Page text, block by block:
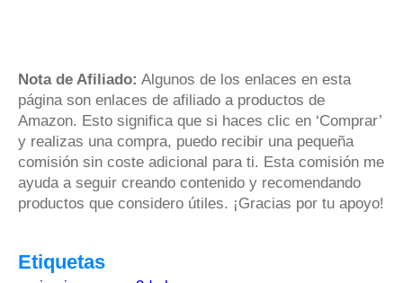
Nota de Afiliado: Algunos de los enlaces en esta
página son enlaces de afiliado a productos de
Amazon. Esto significa que si haces clic en ‘Comprar’
y realizas una compra, puedo recibir una pequeña
comisión sin coste adicional para ti. Esta comisión me
ayuda a seguir creando contenido y recomendando
productos que considero útiles. ¡Gracias por tu apoyo!
Etiquetas